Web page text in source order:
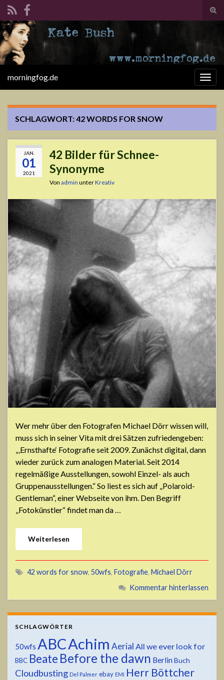
Search for:
morningfog.de
SCHLAGWORT:42 WORDS FOR SNOW
JAN.
01
2021
42 Bilder für Schnee-
Synonyme
Von admin unterKreativ
Wer mehr über den Fotografen Michael Dörr wissen will,
muss sich in seiner Vita mit drei Sätzen zufriedengeben:
„‚Ernsthafte‘ Fotografie seit 2009. Zunächst digital, dann
wieder zurück zum analogen Material. Seit 2014
regelmäßige Ausstellungen, sowohl Einzel- als auch
Gruppenausstellungen.“ So liest es sich auf „Polaroid-
Gentleman“, einer Webseite von ihm. Den Begriff
„Fotokünstler“ findet man da …
Weiterlesen
42 words for snow, 50wfs, Fotografie, Michael Dörr
Kommentar hinterlassen
SCHLAGWÖRTER
50wfs ABCAchim Aerial All we ever look for
BBC Beate Before the dawn Berlin Buch
Cloudbusting Del Palmer ebay EMI Herr Böttcher